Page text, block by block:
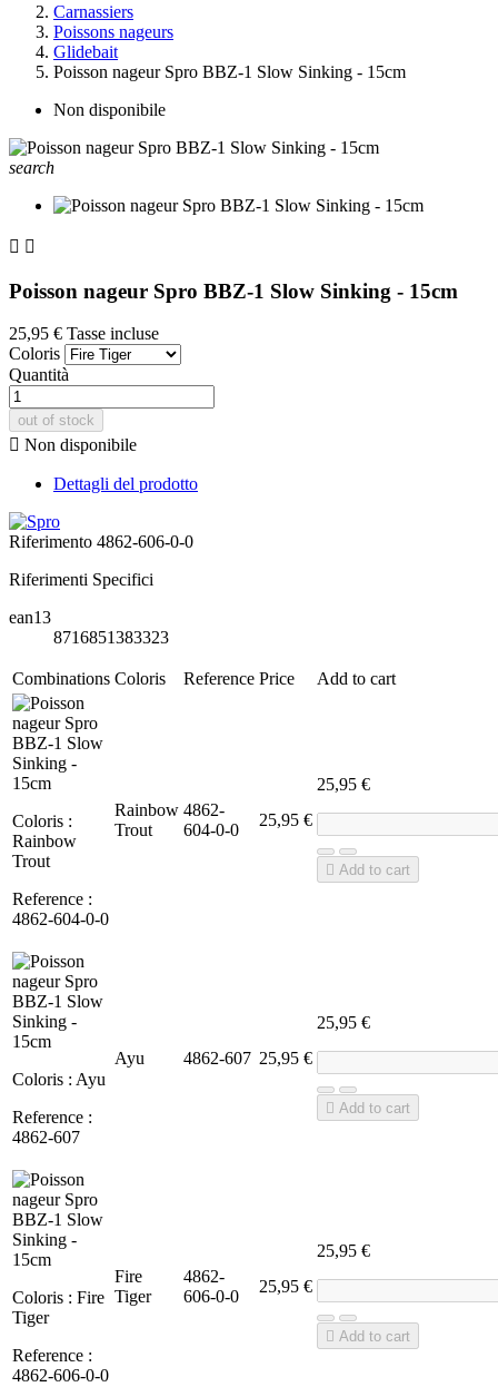
Carnassiers
Poissons nageurs
Glidebait
Poisson nageur Spro BBZ-1 Slow Sinking - 15cm
Non disponibile
search
 
Poisson nageur Spro BBZ-1 Slow Sinking - 15cm
25,95 € Tasse incluse
Coloris
Quantità
out of stock
 Non disponibile
Dettagli del prodotto
Riferimento 4862-606-0-0
Riferimenti Specifici
ean13
8716851383323
Combinations Coloris Reference Price Add to cart
Coloris :
Rainbow
Trout
Reference :
4862-604-0-0
Rainbow
Trout
4862-
604-0-0
25,95 €
25,95 €
 Add to cart
Coloris : Ayu
Reference :
4862-607
Ayu 4862-607 25,95 €
25,95 €
 Add to cart
Coloris : Fire
Tiger
Reference :
4862-606-0-0
Fire
Tiger
4862-
606-0-0
25,95 €
25,95 €
 Add to cart